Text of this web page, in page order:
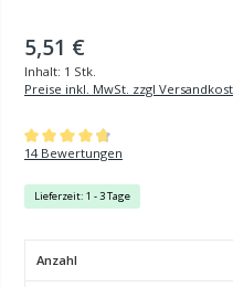
5,51 €
Inhalt: 1 Stk.
Preise inkl. MwSt. zzgl
Durchschnittliche Bewertung von
14 Bewertungen
Lieferzeit: 1 - 3 Tage
Anzahl